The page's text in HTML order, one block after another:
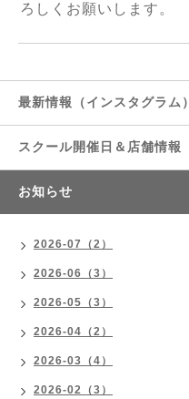
ろしくお願いします。
最新情報（インスタグラム）
スクール開催日＆店舗情報
お知らせ
2026-07（2）
2026-06（3）
2026-05（3）
2026-04（2）
2026-03（4）
2026-02（3）